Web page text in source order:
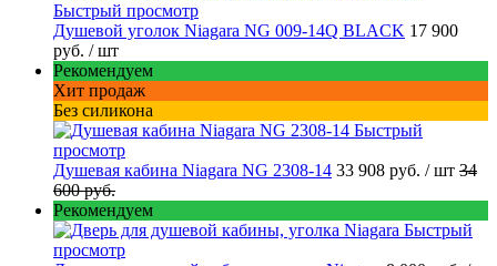
Быстрый просмотр
Душевой уголок Niagara NG 009-14Q BLACK 17 900
руб. / шт
Рекомендуем
Хит продаж
Без силикона
Быстрый
просмотр
Душевая кабина Niagara NG 2308-14 33 908 руб. / шт 34
600 руб.
Рекомендуем
Быстрый
просмотр